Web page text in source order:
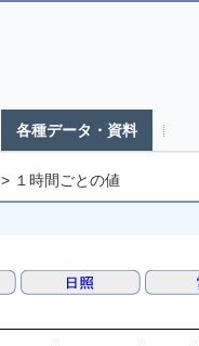
各種データ・資料
> １時間ごとの値